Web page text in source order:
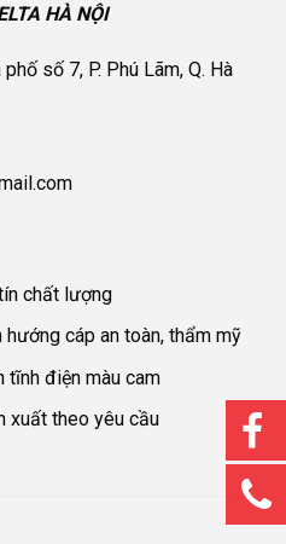
HÀ NỘI
số 7, P. Phú Lãm, Q. Hà
chất lượng
cáp an toàn, thẩm mỹ
tĩnh điện màu cam
xuất theo yêu cầu